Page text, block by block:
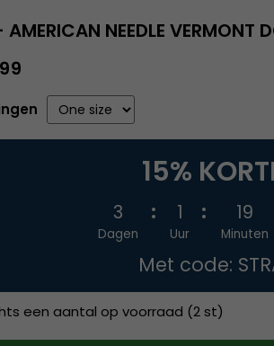
NEEDLE VERMONT
15%
3
Dagen
1
Uur
19
Minuten
Met code:
een aantal op voorraad (2 st)